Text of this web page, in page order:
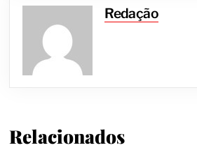
Redação
Relacionados